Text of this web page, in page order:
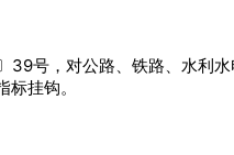
号，对公路、铁路、水利
挂钩。